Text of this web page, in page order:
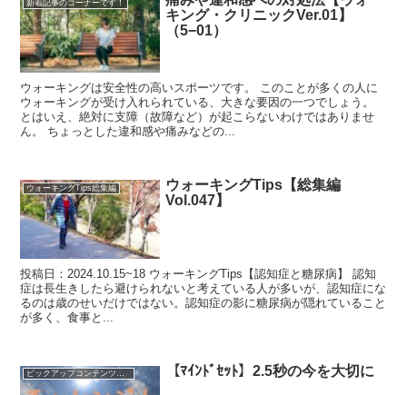
新着記事のコーナーです！
キング・クリニックVer.01】
（5−01）
ウォーキングは安全性の高いスポーツです。 このことが多くの人に
ウォーキングが受け入れられている、大きな要因の一つでしょう。
とはいえ、絶対に支障（故障など）が起こらないわけではありませ
ん。 ちょっとした違和感や痛みなどの...
ウォーキングTips総集編
ウォーキングTips【総集編
Vol.047】
投稿日：2024.10.15~18 ウォーキングTips【認知症と糖尿病】 認知
症は長生きしたら避けられないと考えている人が多いが、認知症にな
るのは歳のせいだけではない。認知症の影に糖尿病が隠れていること
が多く、食事と...
ピックアップコンテンツを集めました！ 【ﾏｲﾝﾄﾞｾｯﾄ】2.5秒の今を大切に